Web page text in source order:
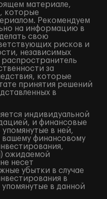
материале,
которые
Рекомендуем
на информацию в
свою
рисков и
независимых
за
которые
принятия решений
в
индивидуальной
и финансовые
в ней,
вашему финансовому
ожидаемой
несет
убытки в случае
в
в данной